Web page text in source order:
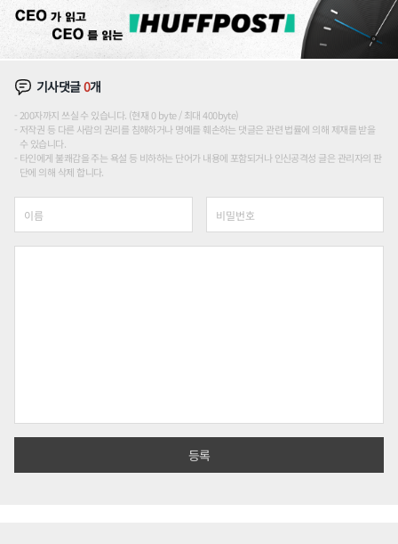
기사댓글0개
200자까지 쓰실 수 있습니다. (현재 0 byte / 최대 400byte)
저작권 등 다른 사람의 권리를 침해하거나 명예를 훼손하는 댓글은 관련 법률에 의해 제재를 받을
수 있습니다.
타인에게 불쾌감을 주는 욕설 등 비하하는 단어가 내용에 포함되거나 인신공격성 글은 관리자의 판
단에 의해 삭제 합니다.